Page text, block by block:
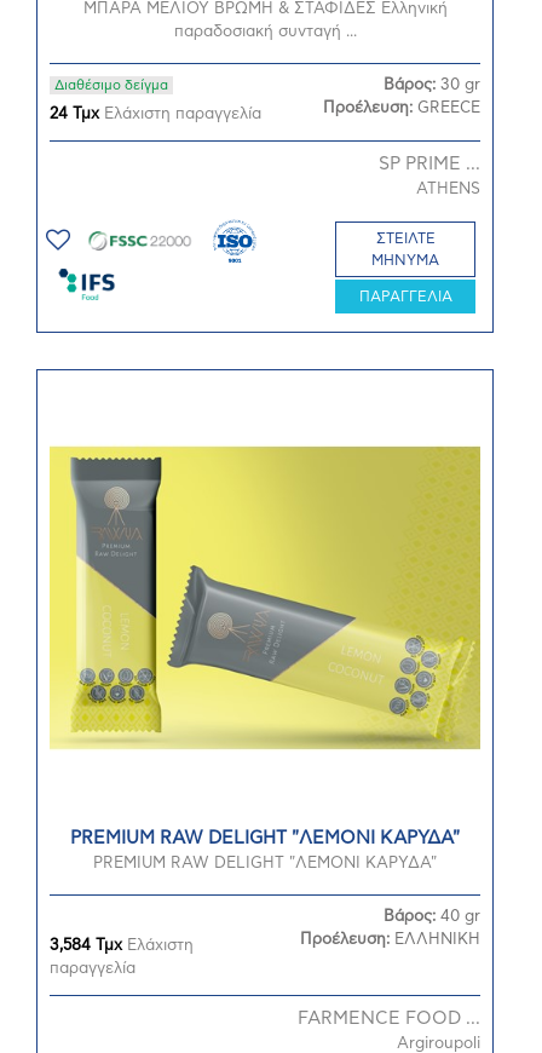
ΜΠΑΡΑ ΜΕΛΙΟΥ ΒΡΩΜΗ & ΣΤΑΦΙΔΕΣ Ελληνική
παραδοσιακή συνταγή ...
Διαθέσιμο δείγμα
24 ΤμχΕλάχιστη παραγγελία
Βάρος: 30 gr
Προέλευση: GREECE
SP PRIME ...
ATHENS
ΣΤΕΙΛΤΕ
ΜΗΝΥΜΑ
ΠΑΡΑΓΓΕΛΙΑ
PREMIUM RAW DELIGHT "ΛΕΜΟΝΙ ΚΑΡΥΔΑ"
PREMIUM RAW DELIGHT "ΛΕΜΟΝΙ ΚΑΡΥΔΑ"
3,584 ΤμχΕλάχιστη
παραγγελία
Βάρος: 40 gr
Προέλευση: ΕΛΛΗΝΙΚΗ
FARMENCE FOOD ...
Argiroupoli